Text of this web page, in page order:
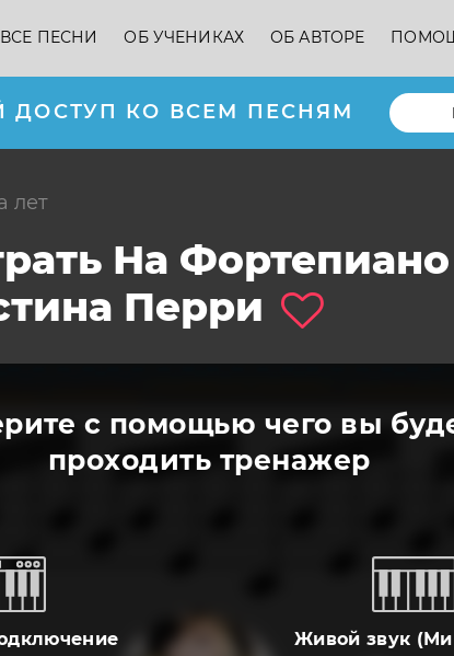
ВСЕ ПЕСНИ ОБ УЧЕНИКАХ ОБ АВТОРЕ
ДОСТУП КО ВСЕМ ПЕСНЯМ
лет
На
Перри
с помощью чего вы
проходить тренажер
Живой звук